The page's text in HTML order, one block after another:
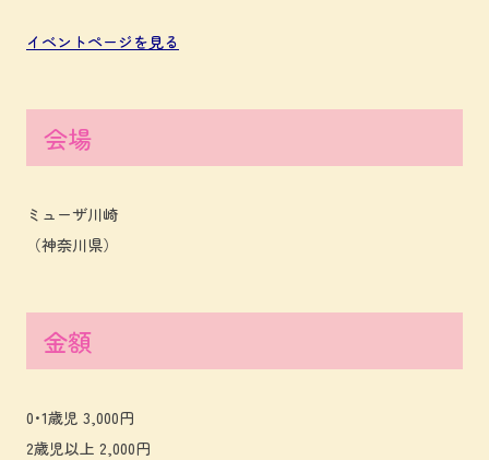
イベントページを見る
会場
ミューザ川崎
（神奈川県）
金額
0･1歳児 3,000円
2歳児以上 2,000円